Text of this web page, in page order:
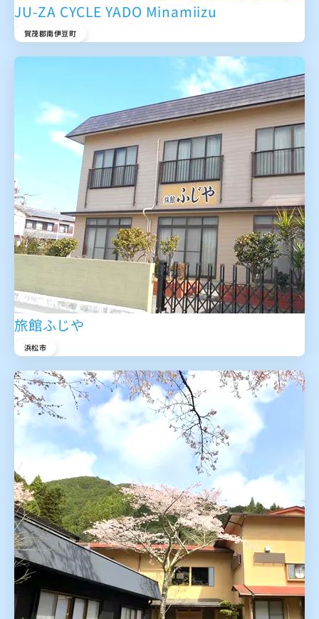
JU-ZA CYCLE YADO Minamiizu
賀茂郡南伊豆町
旅館ふじや
浜松市